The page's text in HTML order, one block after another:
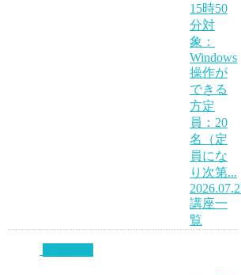
15時50
分対
象：
Windows
操作が
できる
方定
員：20
名（定
員にな
り次第...
講座一
覧